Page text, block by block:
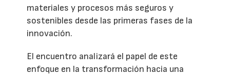
materiales y procesos más seguros y
sostenibles desde las primeras fases de la
innovación.
El encuentro analizará el papel de este
enfoque en la transformación hacia una